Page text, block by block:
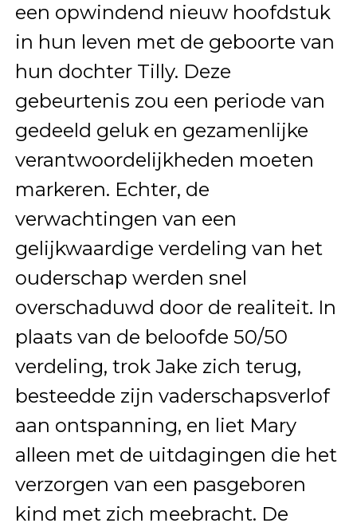
een opwindend nieuw hoofdstuk
in hun leven met de geboorte van
hun dochter Tilly. Deze
gebeurtenis zou een periode van
gedeeld geluk en gezamenlijke
verantwoordelijkheden moeten
markeren. Echter, de
verwachtingen van een
gelijkwaardige verdeling van het
ouderschap werden snel
overschaduwd door de realiteit. In
plaats van de beloofde 50/50
verdeling, trok Jake zich terug,
besteedde zijn vaderschapsverlof
aan ontspanning, en liet Mary
alleen met de uitdagingen die het
verzorgen van een pasgeboren
kind met zich meebracht. De